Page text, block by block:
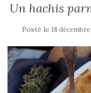
Un hachis
Posté le 18 décembre